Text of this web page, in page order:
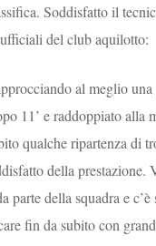
Soddisfatto il
del club aquilotto:
al meglio
11’ e raddoppiato alla
qualche ripartenza di
della prestazione.
parte della squadra e c’è
fin da subito con